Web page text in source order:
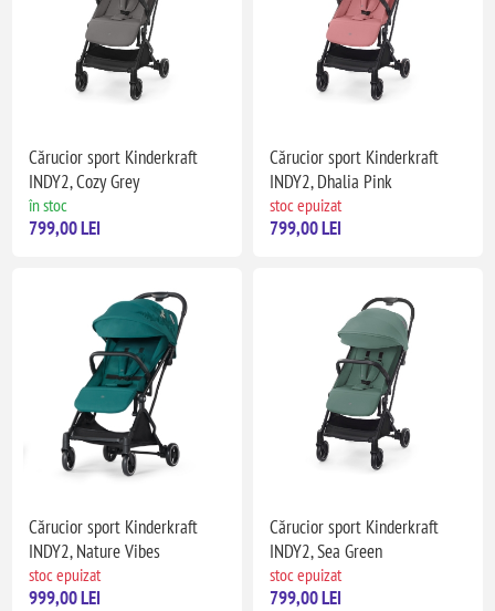
Cărucior sport Kinderkraft
INDY2, Cozy Grey
în stoc
799,00 LEI
Cărucior sport Kinderkraft
INDY2, Dhalia Pink
stoc epuizat
799,00 LEI
Cărucior sport Kinderkraft
INDY2, Nature Vibes
stoc epuizat
999,00 LEI
Cărucior sport Kinderkraft
INDY2, Sea Green
stoc epuizat
799,00 LEI